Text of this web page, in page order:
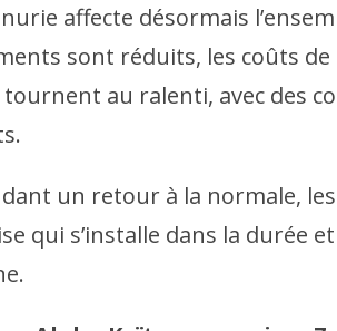
affecte désormais
sont réduits, les coûts
au ralenti, avec des
un retour à la normale,
qui s’installe dans la durée